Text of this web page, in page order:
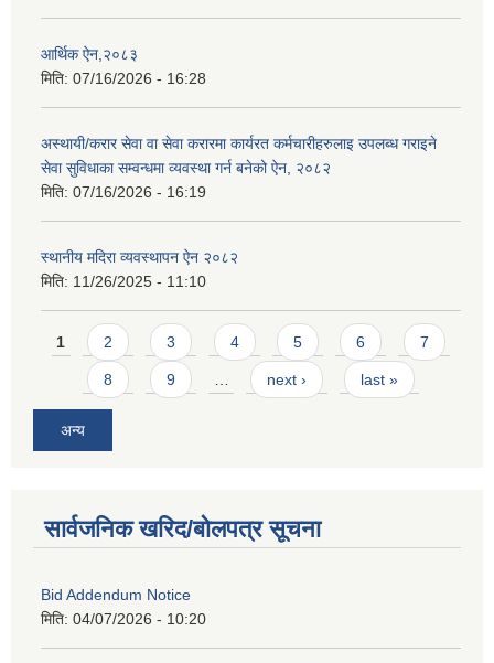
आर्थिक ऐन,२०८३
मिति: 07/16/2026 - 16:28
अस्थायी/करार सेवा वा सेवा करारमा कार्यरत कर्मचारीहरुलाइ उपलब्ध गराइने
सेवा सुविधाका सम्वन्धमा व्यवस्था गर्न बनेको ऐन, २०८२
मिति: 07/16/2026 - 16:19
स्थानीय मदिरा व्यवस्थापन ऐन २०८२
मिति: 11/26/2025 - 11:10
Pages
1 2 3 4 5 6 7
8 9 next › last »
अन्य
सार्वजनिक खरिद/बोलपत्र सूचना
Bid Addendum Notice
मिति: 04/07/2026 - 10:20